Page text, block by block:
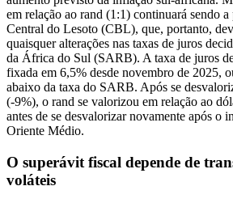
em relação ao rand (1:1) continuará sendo
Central do Lesoto (CBL), que, portanto,
quaisquer alterações nas taxas de juros
da África do Sul (SARB). A taxa de juros
fixada em 6,5% desde novembro de 2025,
abaixo da taxa do SARB. Após se
(-9%), o rand se valorizou em relação ao
antes de se desvalorizar novamente após o
Oriente Médio.
O superávit fiscal depende de
voláteis